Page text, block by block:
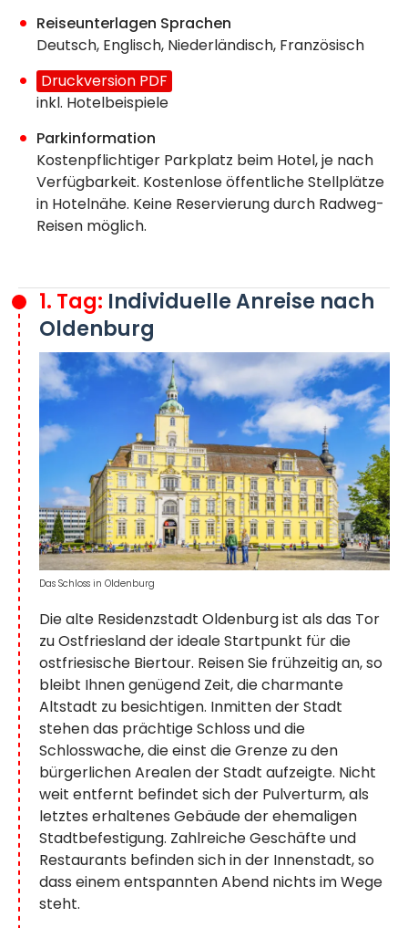
Reiseunterlagen Sprachen
Deutsch, Englisch, Niederländisch, Französisch
Druckversion PDF
inkl. Hotelbeispiele
Parkinformation
Kostenpflichtiger Parkplatz beim Hotel, je nach
Verfügbarkeit. Kostenlose öffentliche Stellplätze
in Hotelnähe. Keine Reservierung durch Radweg-
Reisen möglich.
1. Tag: Individuelle Anreise nach
Oldenburg
Die alte Residenzstadt Oldenburg ist als das Tor
zu Ostfriesland der ideale Startpunkt für die
ostfriesische Biertour. Reisen Sie frühzeitig an, so
bleibt Ihnen genügend Zeit, die charmante
Altstadt zu besichtigen. Inmitten der Stadt
stehen das prächtige Schloss und die
Schlosswache, die einst die Grenze zu den
bürgerlichen Arealen der Stadt aufzeigte. Nicht
weit entfernt befindet sich der Pulverturm, als
letztes erhaltenes Gebäude der ehemaligen
Stadtbefestigung. Zahlreiche Geschäfte und
Restaurants befinden sich in der Innenstadt, so
dass einem entspannten Abend nichts im Wege
steht.
Das Schloss in Oldenburg